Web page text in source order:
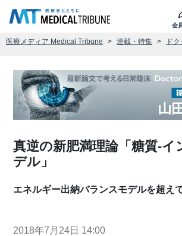
会
医療メディア Medical Tribune 連載・特集 ド
真逆の新肥満理論「糖質-イ
デル」
エネルギー出納バランスモデルを超え
2018年7月24日 14:00